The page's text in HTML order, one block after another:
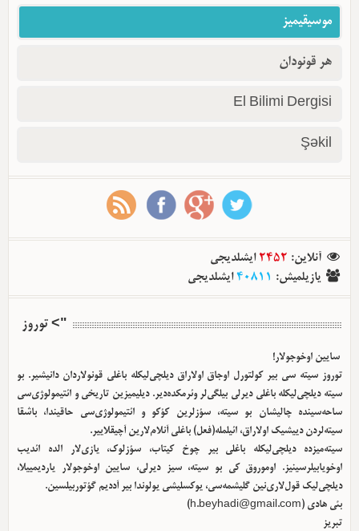
موسیقیمیز
هر قونودان
El Bilimi Dergisi
Şəkil
آنلاین:
2452 ایشلدیجی
یازیلمیش:
40811ایشلدیجی
"> توروز
سایین اوخوجولار!
توروز سیته سی بیر کولتورل اوجاق اولا‌راق دیلچی‌لیکله باغلی قونولاردان دانیشیر. بو
سیته دیلچی‌لیکله باغلی دیرلی بیلگی‌لر وئرمکده‌دیر. دیلیمیزین تاریخی و ائتیمولوژی‌سی
ساحه‌سینده چالیشان بو سیته، سؤزلرین کؤکو و ائتیمولوژی‌سی حاقیندا، باشقا
سیته‌لردن دییشیک اولا‌راق، ائیلمله(فعل) باغلی آنلام‌لارین آچیقلاییر.
سیته‌میزده دیلچی‌لیکله باغلی بیر چوخ کیتاب، سؤزلوک، یازی‌لار الده ائدیب
اوخویابیلرسینیز. اوموروق کی بو سیته، سیز دیرلی، سایین اوخوجولار یاردیمییلا،
دیلچی‌لیک قول‌لاری‌نین گلیشمه‌سی، یوکسلیشی یولوندا بیر آددیم گؤتوربیلسین.
بئی هادی (h.beyhadi@gmail.com
)
تبریز